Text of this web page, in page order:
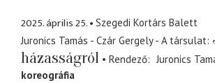
2025. április 25.
Szegedi Kortárs Balett
Juronics Tamás - Czár Gergely - A társulat
házasságról
Rendező
Juronics
koreográfia